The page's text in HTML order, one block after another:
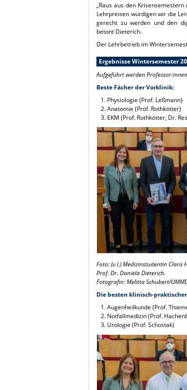
„Raus aus den
Lehrpreisen würdigen wir die
gerecht zu werden und den
betont Dieterich.
Der Lehrbetrieb im
Ergebnisse Wintersemester
Aufgeführt werden
Beste Fächer der Vorklinik:
Physiologie (Prof. Leßmann)
Anatomie (Prof. Rothkötter)
EKM (Prof. Rothkötter, Dr.
Foto: (v.l.) Medizinstudentin Clara
Prof. Dr. Daniela Dieterich.
Fotografin: Melitta Schubert/
Die besten klinisch-
Augenheilkunde (Prof.
Notfallmedizin (Prof.
Urologie (Prof. Schostak)